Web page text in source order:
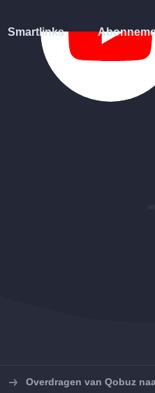
Smartlinks
Overdragen van Qobuz